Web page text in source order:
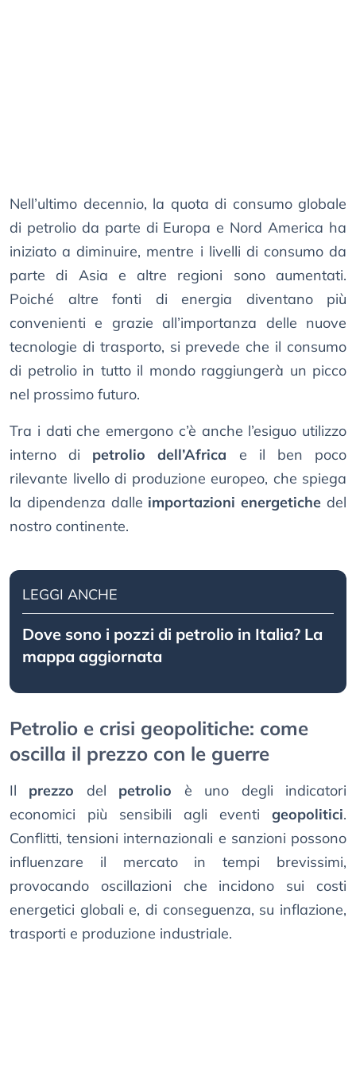
Nell’ultimo decennio, la quota di consumo globale
di petrolio da parte di Europa e Nord America ha
iniziato a diminuire, mentre i livelli di consumo da
parte di Asia e altre regioni sono aumentati.
Poiché altre fonti di energia diventano più
convenienti e grazie all’importanza delle nuove
tecnologie di trasporto, si prevede che il consumo
di petrolio in tutto il mondo raggiungerà un picco
nel prossimo futuro.
Tra i dati che emergono c’è anche l’esiguo utilizzo
interno di petrolio dell’Africa e il ben poco
rilevante livello di produzione europeo, che spiega
la dipendenza dalle importazioni energetiche del
nostro continente.
LEGGI ANCHE
Dove sono i pozzi di petrolio in Italia? La
mappa aggiornata
Petrolio e crisi geopolitiche: come
oscilla il prezzo con le guerre
Il prezzo del petrolio è uno degli indicatori
economici più sensibili agli eventi geopolitici.
Conflitti, tensioni internazionali e sanzioni possono
influenzare il mercato in tempi brevissimi,
provocando oscillazioni che incidono sui costi
energetici globali e, di conseguenza, su inflazione,
trasporti e produzione industriale.